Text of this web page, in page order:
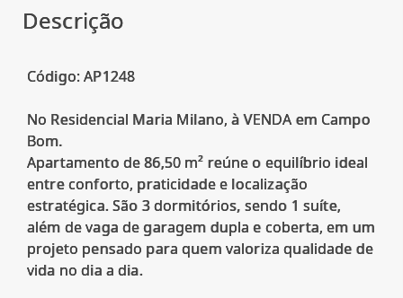
Descrição
Código: AP1248
No Residencial Maria Milano, à VENDA em Campo
Bom.
Apartamento de 86,50 m² reúne o equilíbrio ideal
entre conforto, praticidade e localização
estratégica. São 3 dormitórios, sendo 1 suíte,
além de vaga de garagem dupla e coberta, em um
projeto pensado para quem valoriza qualidade de
vida no dia a dia.